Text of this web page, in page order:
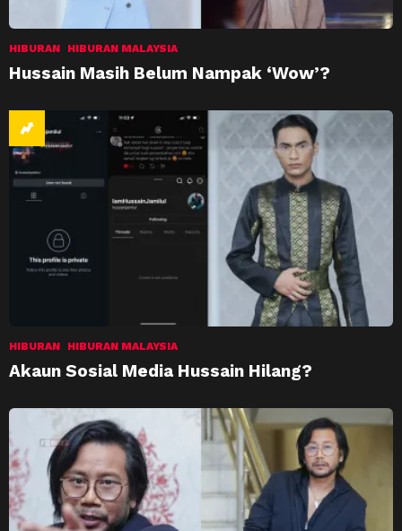
HIBURAN HIBURAN MALAYSIA
Hussain Masih Belum Nampak ‘Wow’?
HIBURAN HIBURAN MALAYSIA
Akaun Sosial Media Hussain Hilang?